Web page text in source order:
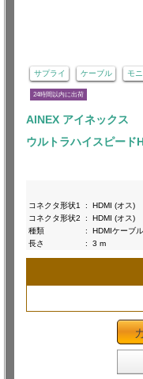
サプライ ケーブル モ
24時間以内に出荷
AINEX アイネックス
ウルトラハイスピー
コネクタ形状1
:
HDMI (オス)
コネクタ形状2
:
HDMI (オス)
種類
:
HDMIケーブル
長さ
: 3 m